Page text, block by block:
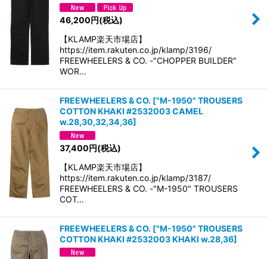
46,200円(税込)
【KLAMP楽天市場店】
https://item.rakuten.co.jp/klamp/3196/
FREEWHEELERS & CO. -"CHOPPER BUILDER"
WOR…
FREEWHEELERS & CO. ["M-1950" TROUSERS
COTTON KHAKI #2532003 CAMEL
w.28,30,32,34,36]
37,400円(税込)
【KLAMP楽天市場店】
https://item.rakuten.co.jp/klamp/3187/
FREEWHEELERS & CO. -"M-1950" TROUSERS
COT…
FREEWHEELERS & CO. ["M-1950" TROUSERS
COTTON KHAKI #2532003 KHAKI w.28,36]